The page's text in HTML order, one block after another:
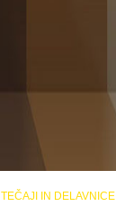
TEČAJI IN DELAVNICE